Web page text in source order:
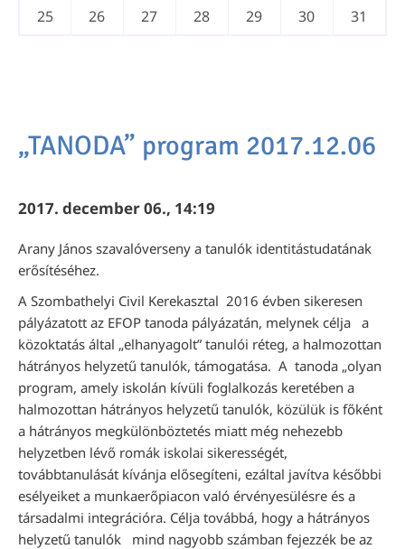
25
26 27 28 29 30 31
„TANODA” program 2017.12.06
2017. december 06., 14:19
Arany János szavalóverseny a tanulók identitástudatának
erősítéséhez.
A Szombathelyi Civil Kerekasztal 2016 évben sikeresen
pályázatott az EFOP tanoda pályázatán, melynek célja a
közoktatás által „elhanyagolt” tanulói réteg, a halmozottan
hátrányos helyzetű tanulók, támogatása. A tanoda „olyan
program, amely iskolán kívüli foglalkozás keretében a
halmozottan hátrányos helyzetű tanulók, közülük is főként
a hátrányos megkülönböztetés miatt még nehezebb
helyzetben lévő romák iskolai sikerességét,
továbbtanulását kívánja elősegíteni, ezáltal javítva későbbi
esélyeiket a munkaerőpiacon való érvényesülésre és a
társadalmi integrációra. Célja továbbá, hogy a hátrányos
helyzetű tanulók mind nagyobb számban fejezzék be az